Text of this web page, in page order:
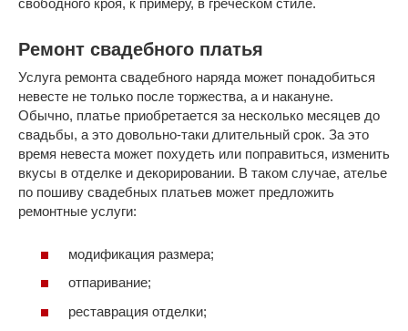
свободного кроя, к примеру, в греческом стиле.
Ремонт свадебного платья
Услуга ремонта свадебного наряда может понадобиться
невесте не только после торжества, а и накануне.
Обычно, платье приобретается за несколько месяцев до
свадьбы, а это довольно-таки длительный срок. За это
время невеста может похудеть или поправиться, изменить
вкусы в отделке и декорировании. В таком случае, ателье
по пошиву свадебных платьев может предложить
ремонтные услуги:
модификация размера;
отпаривание;
реставрация отделки;